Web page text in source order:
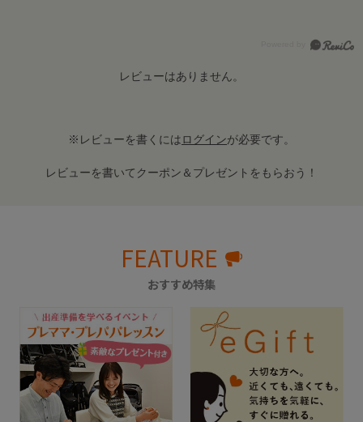
レビューはありません。
※レビューを書くにはログインが必要です。
レビューを書いてクーポン＆プレゼントをもらおう！
FEATURE
おすすめ特集